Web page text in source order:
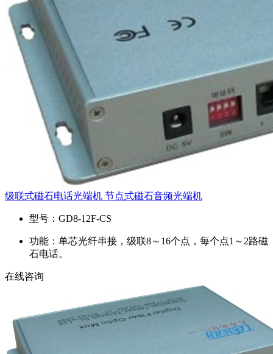
级联式磁石电话光端机 节点式磁石音频光端机
型号： GD8-12F-CS
功能： 单芯光纤串接，级联8～16个点，每个点1～2路磁
石电话。
在线咨询